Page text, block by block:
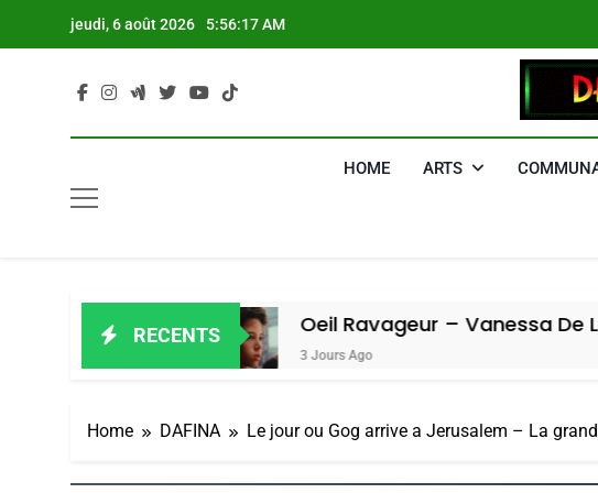
jeudi, 6 août 2026 5:56:18 AM
HOME ARTS
RECENTS
Oeil Ravageur – Vanessa De Loya Stauber
Home DAFINA Le jour ou Gog arrive a Jerusalem – La